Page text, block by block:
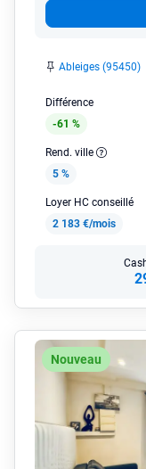
Ableiges (95450)
Différence
-61 %
Rend. ville
5 %
Loyer HC conseillé
2 183 €/mois
Nouveau